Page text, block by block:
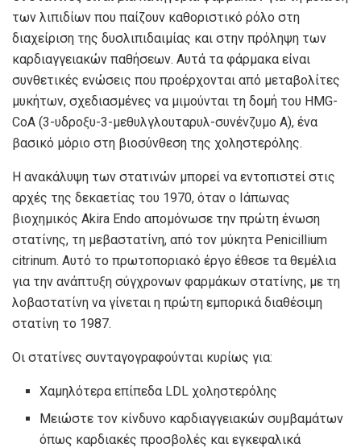
των λιπιδίων που παίζουν καθοριστικό ρόλο στη
διαχείριση της δυσλιπιδαιμίας και στην πρόληψη των
καρδιαγγειακών παθήσεων. Αυτά τα φάρμακα είναι
συνθετικές ενώσεις που προέρχονται από μεταβολίτες
μυκήτων, σχεδιασμένες να μιμούνται τη δομή του HMG-
CoA (3-υδροξυ-3-μεθυλγλουταρυλ-συνένζυμο Α), ένα
βασικό μόριο στη βιοσύνθεση της χοληστερόλης.
Η ανακάλυψη των στατινών μπορεί να εντοπιστεί στις
αρχές της δεκαετίας του 1970, όταν ο Ιάπωνας
βιοχημικός Akira Endo απομόνωσε την πρώτη ένωση
στατίνης, τη μεβαστατίνη, από τον μύκητα Penicillium
citrinum. Αυτό το πρωτοποριακό έργο έθεσε τα θεμέλια
για την ανάπτυξη σύγχρονων φαρμάκων στατίνης, με τη
λοβαστατίνη να γίνεται η πρώτη εμπορικά διαθέσιμη
στατίνη το 1987.
Οι στατίνες συνταγογραφούνται κυρίως για:
Χαμηλότερα επίπεδα LDL χοληστερόλης
Μειώστε τον κίνδυνο καρδιαγγειακών συμβαμάτων
όπως καρδιακές προσβολές και εγκεφαλικά